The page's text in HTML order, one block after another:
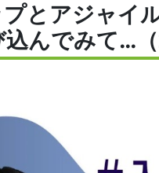
とアジャイ
んでみて…